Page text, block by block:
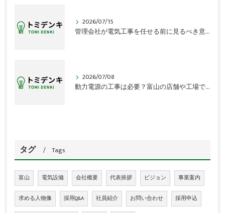
2026/07/15
管理会社が電気工事を任せる前に見るべき意外な盲点
2026/07/08
動力電源の工事は必要？富山の店舗や工場で見落とす確認点
タグ Tags
富山 電気設備 会社概要 代表挨拶 ビジョン 事業案内
求める人物像 採用Q&A 社員紹介 お問い合わせ 採用申込